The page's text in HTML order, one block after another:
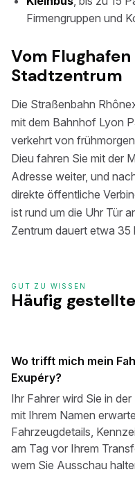
Firmengruppen und
Vom Flughafen
Stadtzentrum
Die Straßenbahn
mit dem Bahnhof Lyon
verkehrt von
Dieu fahren Sie mit der
Adresse weiter, und
direkte öffentliche
ist rund um die Uhr Tür
Zentrum dauert etwa 35
GUT ZU WISSEN
Häufig
Wo trifft mich mein
Exupéry?
Ihr Fahrer wird Sie in
mit Ihrem Namen
Fahrzeugdetails,
am Tag vor Ihrem
wem Sie Ausschau